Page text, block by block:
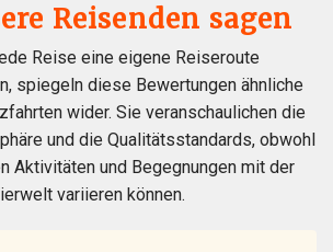
Reisenden sagen
Reise eine eigene Reiseroute
spiegeln diese Bewertungen ähnliche
wider. Sie veranschaulichen die
und die Qualitätsstandards, obwohl
Aktivitäten und Begegnungen mit der
variieren können.